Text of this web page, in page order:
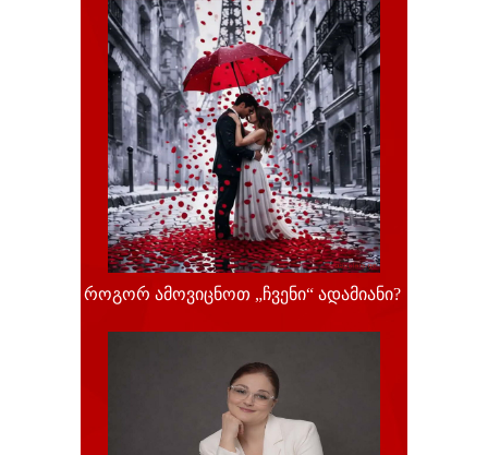
როგორ ამოვიცნოთ „ჩვენი“ ადამიანი?